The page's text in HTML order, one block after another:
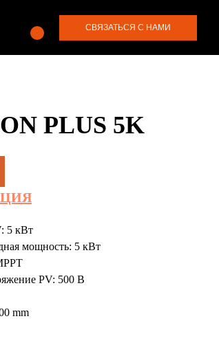
СВЯЗАТЬСЯ С НАМИ
PLUS 5K
5 кВт
мощность: 5 кВт
PV: 500 В
mm